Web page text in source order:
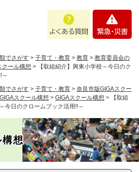
あ
問
・
でさがす > 子育て・教育 > 教育 > 教育委員会の
クール構想 >
【取組紹介】興東小学校～今日のク
～
でさがす > 子育て・教育 > 奈良市版GIGAスクー
スクール構想 > GIGAスクール構想 >
【取組
今日のクロームブック活用!!～
想